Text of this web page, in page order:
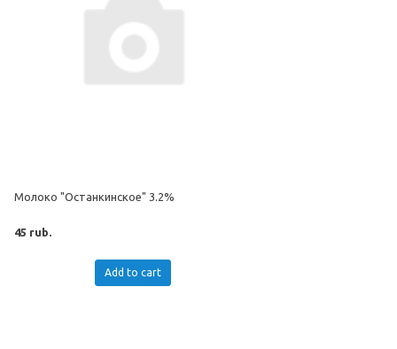
Молоко "Останкинское" 3.2%
45 rub.
Add to cart